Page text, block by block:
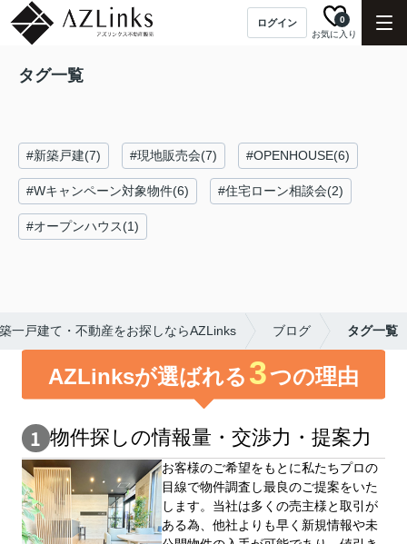
ログイン
お気に入り
0
タグ一覧
#新築戸建(7) #現地販売会(7) #OPENHOUSE(6)
#Wキャンペーン対象物件(6) #住宅ローン相談会(2)
#オープンハウス(1)
一戸建て・不動産をお探しならAZLinks ブログ タグ一覧
AZLinksが選ばれる 3つの理由
物件探しの情報量・交渉⼒・提案⼒
お客様のご希望をもとに私たちプロの
目線で物件調査し最良のご提案をいた
します。当社は多くの売主様と取引が
ある為、他社よりも早く新規情報や未